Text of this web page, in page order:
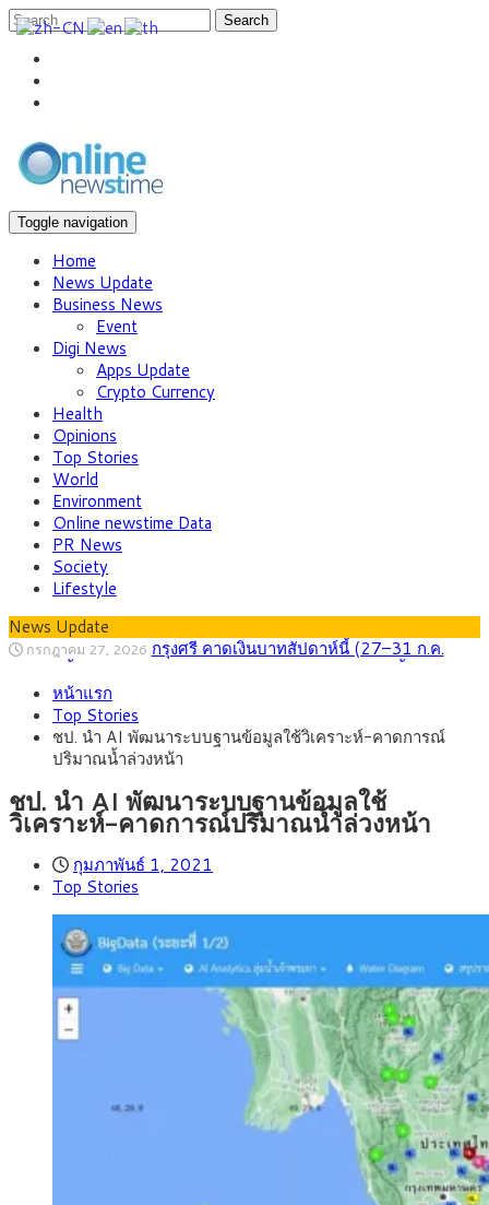
Search
Toggle navigation
Home
News Update
Business News
Event
Digi News
Apps Update
Crypto Currency
Health
Opinions
Top Stories
World
Environment
Online newstime Data
PR News
Society
Lifestyle
News Update
กรกฎาคม 27, 2026 กรุงศรี คาดเงินบาทสัปดาห์นี้ (27–31 ก.ค.
หน้ารถไฟฟ้าสงขลา โมโนเรล 12.54 กม. เชื่อมเมืองหาดใหญ่
สิงหาคม 4, 2026
รายหัวเพียง 2,618 บาท เสนอทบทวนจัดสรรงบให้สอดคล้องภาระ
งานจริง
สิงหาคม 3, 2026 กรุงศรี คาดเงินบาทสัปดาห์นี้ซื้อขายในกรอบ
33.00-33.60 ติดตามข้อมูลจ้างงานสหรัฐฯ
สิงหาคม 1, 2026 “เอกนิติ” เปิดเครื่องยนต์เศรษฐกิจใหม่ของไทย
เดินหน้า 5 ยุทธศาสตร์ รื้อโครงสร้างเศรษฐกิจ ดันไทยโตเต็ม
ศักยภาพ
กรกฎาคม 27, 2026 ภัยเงียบใกล้ตัวเด็ก LSD “แสตมป์เมา” ยาเสพ
ติดลายการ์ตูน กรมศุลกากร เตือนผู้ปกครองเฝ้าระวัง หลังยึดล็อต
ใหญ่จากเยอรมนี
หน้าแรก
Top Stories
ชป. นำ AI พัฒนาระบบฐานข้อมูลใช้วิเคราะห์-คาดการณ์
ปริมาณน้ำล่วงหน้า
ชป. นำ AI พัฒนาระบบฐานข้อมูลใช้
วิเคราะห์-คาดการณ์ปริมาณน้ำล่วงหน้า
กุมภาพันธ์ 1, 2021
Top Stories